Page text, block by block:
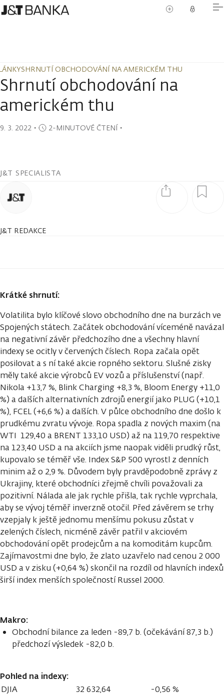
SHRNUTÍ OBCHODOVÁNÍ NA AMERICKÉM THU
SHRNUTÍ OBCHODOVÁNÍ NA AMERICKÉM THU
Shrnutí obchodování na
americkém thu
9. 3. 2022 ・ 2-MINUTOVÉ ČTENÍ・
J&T SPECIALISTA
J&T REDAKCE
Krátké shrnutí:
Volatilita bylo klíčové slovo obchodního dne na burzách ve
Spojených státech. Začátek obchodování víceméně navázal
na negativní závěr předchozího dne a všechny hlavní
indexy se ocitly v červených číslech. Ropa začala opět
posilovat a s ní také akcie ropného sektoru. Slušné zisky
měly také akcie výrobců EV vozů a příslušenství (např.
Nikola +13,7 %, Blink Charging +8,3 %, Bloom Energy +11,0
%) a dalších alternativních zdrojů energií jako PLUG (+10,1
%), FCEL (+6,6 %) a dalších. V půlce obchodního dne došlo k
prudkému zvratu vývoje. Ropa spadla z nových maxim (na
WTI 129,40 a BRENT 133,10 USD) až na 119,70 respektive
na 123,40 USD a na akciích jsme naopak viděli prudký růst,
kupovalo se téměř vše. Index S&P 500 vyrostl z denních
minim až o 2,9 %. Důvodem byly pravděpodobně zprávy z
Ukrajiny, které obchodníci zřejmě chvíli považovali za
pozitivní. Nálada ale jak rychle přišla, tak rychle vyprchala,
aby se vývoj téměř inverzně otočil. Před závěrem se trhy
vzepjaly k ještě jednomu menšímu pokusu zůstat v
zelených číslech, nicméně závěr patřil v akciovém
obchodování opět prodejcům a na komoditám kupcům.
Zajímavostmi dne bylo, že zlato uzavřelo nad cenou 2 000
USD a v zisku (+0,64 %) skončil na rozdíl od hlavních indexů
širší index menších společností Russel 2000.
Makro:
Obchodní bilance za leden -89,7 b. (očekávání 87,3 b.)
předchozí výsledek -82,0 b.
Pohled na indexy:
DJIA 32 632,64
-0,56 %